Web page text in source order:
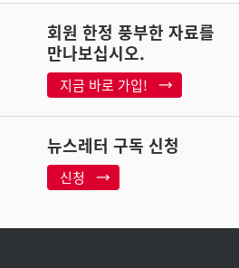
회원 한정 풍부한 자료를
만나보십시오.
지금 바로 가입!
뉴스레터 구독 신청
신청